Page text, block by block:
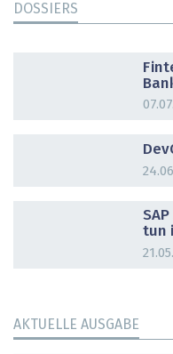
DOSSIERS
tun
AKTUELLE AUSGABE